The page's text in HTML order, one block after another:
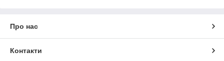
Про нас
Контакти